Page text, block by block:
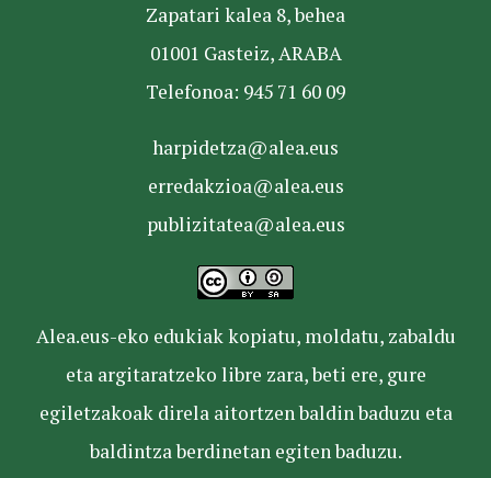
Zapatari kalea 8, behea
01001 Gasteiz, ARABA
Telefonoa: 945 71 60 09
harpidetza@alea.eus
erredakzioa@alea.eus
publizitatea@alea.eus
Alea.eus-eko edukiak kopiatu, moldatu, zabaldu
eta argitaratzeko libre zara, beti ere, gure
egiletzakoak direla aitortzen baldin baduzu eta
baldintza berdinetan egiten baduzu.